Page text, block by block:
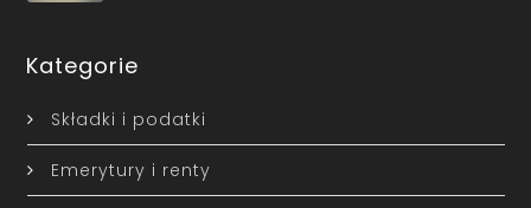
Kategorie
Składki i podatki
Emerytury i renty